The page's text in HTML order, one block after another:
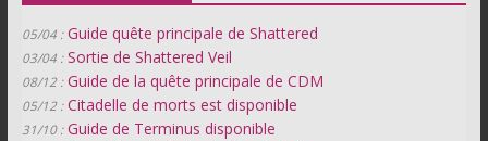
05/04 : Guide quête principale de Shattered
03/04 : Sortie de Shattered Veil
08/12 : Guide de la quête principale de CDM
05/12 : Citadelle de morts est disponible
31/10 : Guide de Terminus disponible